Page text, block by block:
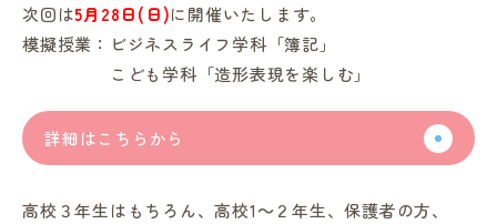
次回は5月28日(日)に開催いたします。
模擬授業：ビジネスライフ学科「簿記」
こども学科「造形表現を楽しむ」
詳細はこちらから
高校３年生はもちろん、高校1～２年生、保護者の方、